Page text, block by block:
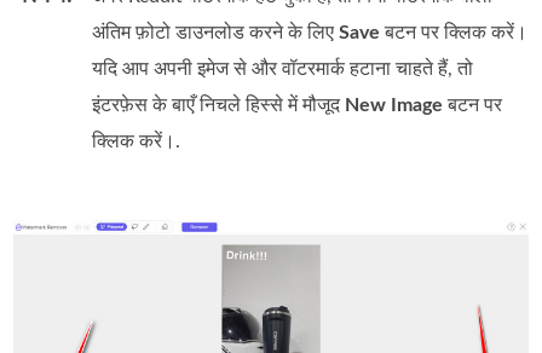
अंतिम फ़ोटो डाउनलोड करने के लिएSave बटन पर क्लिक करें।
यदि आप अपनी इमेज से और वॉटरमार्क हटाना चाहते हैं, तो
इंटरफ़ेस के बाएँ निचले हिस्से में मौजूद New Image बटन पर
क्लिक करें।.